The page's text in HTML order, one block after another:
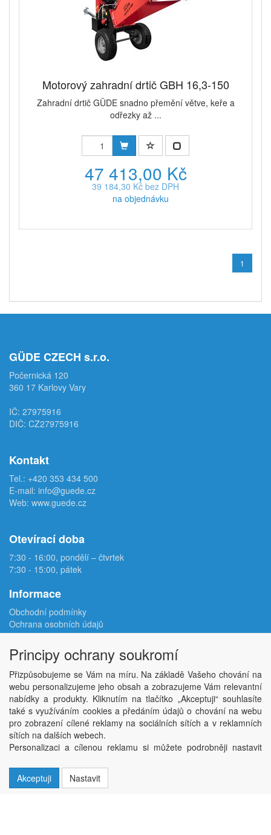
Motorový zahradní drtič GBH 16,3-150
Zahradní drtič GÜDE snadno přemění větve, keře a
odřezky až ...
47 413,00 Kč
39 184,30 Kč bez DPH
na objednávku
1
GÜDE CZECH s.r.o.
Počernická 120
360 17 Karlovy Vary
IČ: 27975916
DIČ: CZ27975916
Kontakt
Tel.: +420 353 434 500
E-mail: info@guede.cz
Web: www.guede.cz
Otevírací doba
7:30 - 16:00, pondělí – čtvrtek
7:30 - 15:00, pátek
Informace
Obchodní podmínky
Ochrana osobních údajů
Reklamační protokol
Odstoupení od smlouvy
Podmínky užití e-shopu
Doprava
Velkoobchod
Kontakt
Nastavení soukromí
Copyright © ABRA Software a.s. 2026,
Principy ochrany soukromí
Přizpůsobujeme se Vám na míru. Na základě Vašeho chování na
webu personalizujeme jeho obsah a zobrazujeme Vám relevantní
nabídky a produkty. Kliknutím na tlačítko „Akceptuji“ souhlasíte
také s využíváním cookies a předáním údajů o chování na webu
pro zobrazení cílené reklamy na sociálních sítích a v reklamních
sítích na dalších webech.
Personalizaci a cílenou reklamu si můžete podrobněji nastavit
Akceptuji
Nastavit